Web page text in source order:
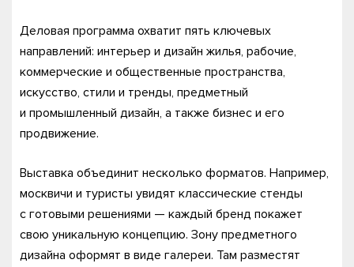
Деловая программа охватит пять ключевых
направлений: интерьер и дизайн жилья, рабочие,
коммерческие и общественные пространства,
искусство, стили и тренды, предметный
и промышленный дизайн, а также бизнес и его
продвижение.
Выставка объединит несколько форматов. Например,
москвичи и туристы увидят классические стенды
с готовыми решениями — каждый бренд покажет
свою уникальную концепцию. Зону предметного
дизайна оформят в виде галереи. Там разместят